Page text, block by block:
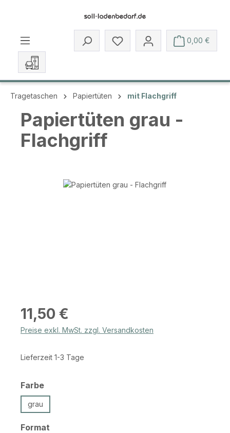
Du hast 0 Produkte auf dem
0,00 €
Tragetaschen Papiertüten mit Flachgriff
Papiertüten grau -
Flachgriff
Bildergalerie überspringen
Regulärer Preis:
11,50 €
Preise exkl. MwSt. zzgl. Versandkosten
Lieferzeit 1-3 Tage
Farbeauswählen
grau
Format